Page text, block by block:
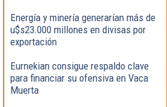
Energía y minería generarían más de
u$s23.000 millones en divisas por
exportación
Eurnekian consigue respaldo clave
para financiar su ofensiva en Vaca
Muerta